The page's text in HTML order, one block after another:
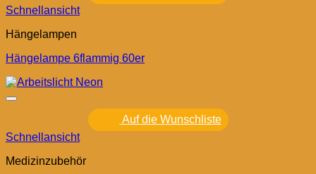
Schnellansicht
Hängelampen
Hängelampe 6flammig 60er
Auf die Wunschliste
Schnellansicht
Medizinzubehör